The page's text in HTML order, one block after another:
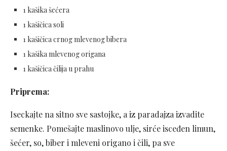
1 kašika šećera
1 kašičica soli
1 kašičica crnog mlevenog bibera
1 kašika mlevenog origana
1 kašičica čilija u prahu
Priprema:
Iseckajte na sitno sve sastojke, a iz paradajza izvadite
semenke. Pomešajte maslinovo ulje, sirće isceđen limun,
šećer, so, biber i mleveni origano i čili, pa sve